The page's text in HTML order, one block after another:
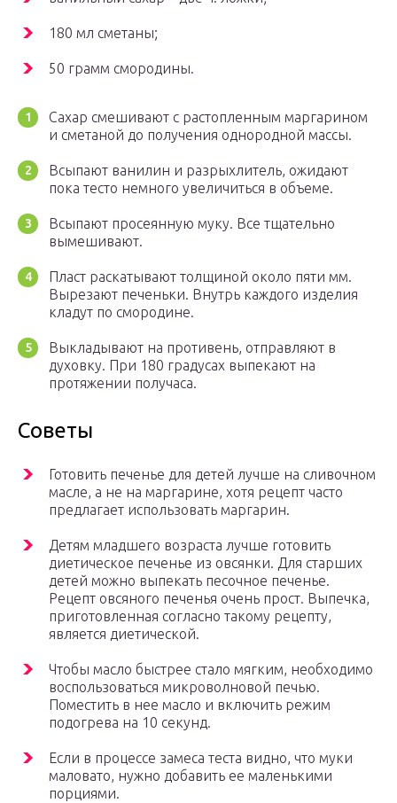
180 мл сметаны;
50 грамм смородины.
Сахар смешивают с растопленным маргарином
и сметаной до получения однородной массы.
Всыпают ванилин и разрыхлитель, ожидают
пока тесто немного увеличиться в объеме.
Всыпают просеянную муку. Все тщательно
вымешивают.
Пласт раскатывают толщиной около пяти мм.
Вырезают печеньки. Внутрь каждого изделия
кладут по смородине.
Выкладывают на противень, отправляют в
духовку. При 180 градусах выпекают на
протяжении получаса.
Советы
Готовить печенье для детей лучше на сливочном
масле, а не на маргарине, хотя рецепт часто
предлагает использовать маргарин.
Детям младшего возраста лучше готовить
диетическое печенье из овсянки. Для старших
детей можно выпекать песочное печенье.
Рецепт овсяного печенья очень прост. Выпечка,
приготовленная согласно такому рецепту,
является диетической.
Чтобы масло быстрее стало мягким, необходимо
воспользоваться микроволновой печью.
Поместить в нее масло и включить режим
подогрева на 10 секунд.
Если в процессе замеса теста видно, что муки
маловато, нужно добавить ее маленькими
порциями.